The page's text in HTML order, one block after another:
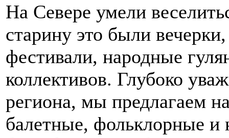
На Севере умели
старину это были
фестивали, народные
коллективов. Глубоко
региона, мы предлагаем
балетные, фольклорные и